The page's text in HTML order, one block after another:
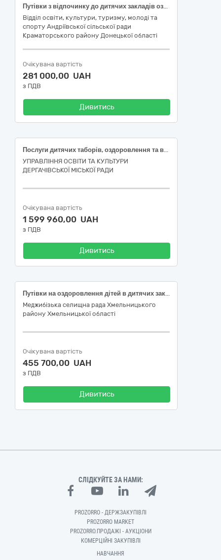
Путівки з відпочинку до дитячих закладів оздоровлення та відпочинку Закарпатської області для дітей громади
Відділ освіти, культури, туризму, молоді та
спорту Андріївської сільської ради
Краматорського району Донецької області
Очікувана вартість
281 000,00 UAH
з ПДВ
Дивитись
Послуги дитячих таборів, оздоровлення та відпочинку в межах Закарпатської області
УПРАВЛІННЯ ОСВІТИ ТА КУЛЬТУРИ
ДЕРГАЧІВСЬКОЇ МІСЬКОЇ РАДИ
Очікувана вартість
1 599 960,00 UAH
з ПДВ
Дивитись
Путівки на оздоровлення дітей в дитячих закладах оздоровлення та відпочинку в межах Хмельницької області
Меджибізька селищна рада Хмельницького
району Хмельницької області
Очікувана вартість
455 700,00 UAH
з ПДВ
Дивитись
СЛІДКУЙТЕ ЗА НАМИ:
PROZORRO - ДЕРЖЗАКУПІВЛІ
PROZORRO MARKET
PROZORRO.ПРОДАЖІ - АУКЦІОНИ
КОМЕРЦІЙНІ ЗАКУПІВЛІ
НАВЧАННЯ